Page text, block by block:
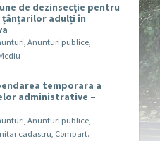
de dezinsecție pentru
adulți în
,Anunturi publice,
temporara a
administrative –
,Anunturi publice,
cadastru, Compart.